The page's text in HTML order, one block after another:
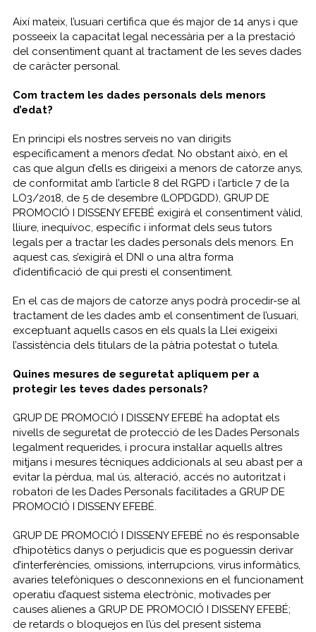
Així mateix, l’usuari certifica que és major de 14 anys i que
posseeix la capacitat legal necessària per a la prestació
del consentiment quant al tractament de les seves dades
de caràcter personal.
Com tractem les dades personals dels menors
d’edat?
En principi els nostres serveis no van dirigits
específicament a menors d’edat. No obstant això, en el
cas que algun d’ells es dirigeixi a menors de catorze anys,
de conformitat amb l’article 8 del RGPD i l’article 7 de la
LO3/2018, de 5 de desembre (LOPDGDD), GRUP DE
PROMOCIÓ I DISSENY EFEBÉ exigirà el consentiment vàlid,
lliure, inequívoc, específic i informat dels seus tutors
legals per a tractar les dades personals dels menors. En
aquest cas, s’exigirà el DNI o una altra forma
d’identificació de qui presti el consentiment.
En el cas de majors de catorze anys podrà procedir-se al
tractament de les dades amb el consentiment de l’usuari,
exceptuant aquells casos en els quals la Llei exigeixi
l’assistència dels titulars de la pàtria potestat o tutela.
Quines mesures de seguretat apliquem per a
protegir les teves dades personals?
GRUP DE PROMOCIÓ I DISSENY EFEBÉ ha adoptat els
nivells de seguretat de protecció de les Dades Personals
legalment requerides, i procura instal·lar aquells altres
mitjans i mesures tècniques addicionals al seu abast per a
evitar la pèrdua, mal ús, alteració, accés no autoritzat i
robatori de les Dades Personals facilitades a GRUP DE
PROMOCIÓ I DISSENY EFEBÉ.
GRUP DE PROMOCIÓ I DISSENY EFEBÉ no és responsable
d’hipotètics danys o perjudicis que es poguessin derivar
d’interferències, omissions, interrupcions, virus informàtics,
avaries telefòniques o desconnexions en el funcionament
operatiu d’aquest sistema electrònic, motivades per
causes alienes a GRUP DE PROMOCIÓ I DISSENY EFEBÉ;
de retards o bloquejos en l’ús del present sistema